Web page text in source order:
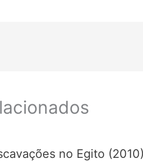
no Egito (2010)